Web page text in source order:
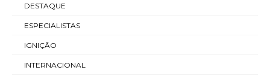
DESTAQUE
ESPECIALISTAS
IGNIÇÃO
INTERNACIONAL